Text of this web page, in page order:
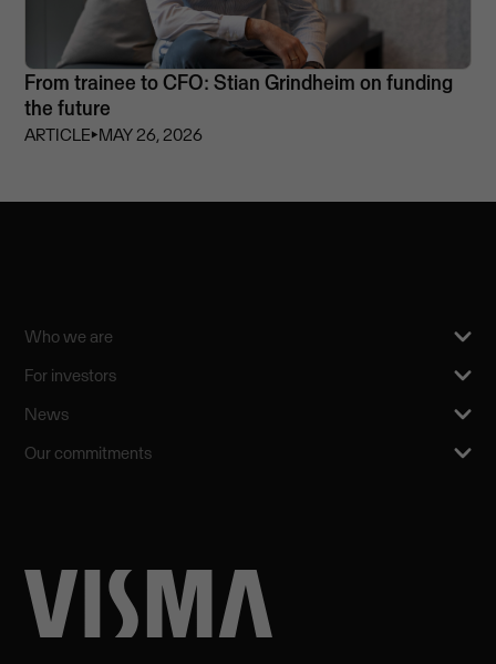
From trainee to CFO: Stian Grindheim on funding
the future
ARTICLE⏵MAY 26, 2026
Who we are
For investors
News
Our commitments